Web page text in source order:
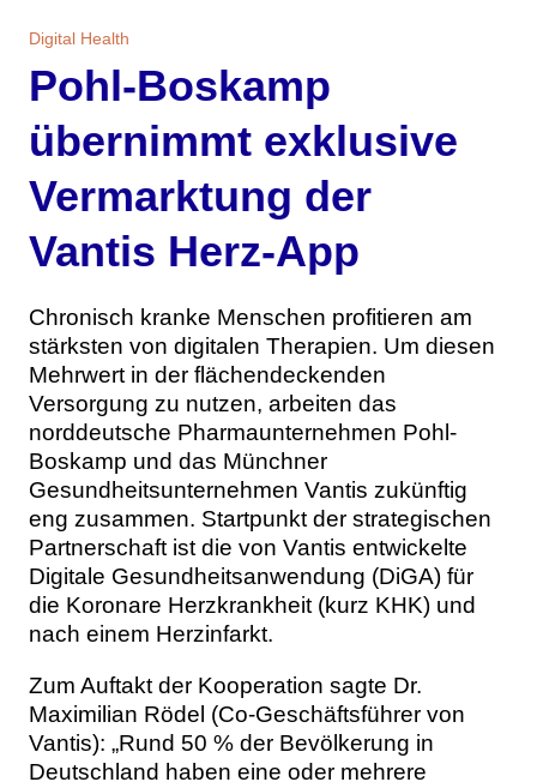
Personen
Über uns
Digital Health
Pohl-Boskamp
übernimmt exklusive
Vermarktung der
Vantis Herz-App
Chronisch kranke Menschen profitieren am
stärksten von digitalen Therapien. Um diesen
Mehrwert in der flächendeckenden
Versorgung zu nutzen, arbeiten das
norddeutsche Pharmaunternehmen Pohl-
Boskamp und das Münchner
Gesundheitsunternehmen Vantis zukünftig
eng zusammen. Startpunkt der strategischen
Partnerschaft ist die von Vantis entwickelte
Digitale Gesundheitsanwendung (DiGA) für
die Koronare Herzkrankheit (kurz KHK) und
nach einem Herzinfarkt.
Zum Auftakt der Kooperation sagte Dr.
Maximilian Rödel (Co-Geschäftsführer von
Vantis): „Rund 50 % der Bevölkerung in
Deutschland haben eine oder mehrere